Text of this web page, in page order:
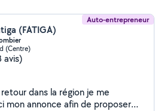
Auto-entrepreneur
(FATIGA)
(Centre)
avis)
dans la région je me
mon annonce afin de proposer